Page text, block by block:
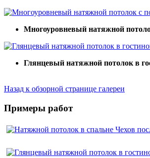
Многоуровневый натяжной
Глянцевый натяжной потолок в
Назад к обзорной странице галереи
Примеры работ